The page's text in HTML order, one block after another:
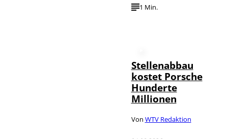
1 Min.
Stellenabbau
kostet Porsche
Hunderte
Millionen
Von WTV Redaktion